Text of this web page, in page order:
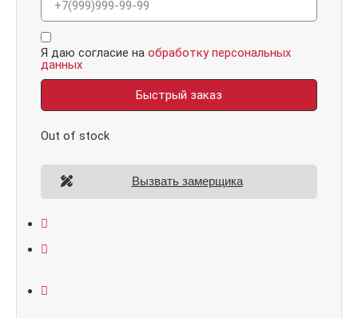
Я даю согласие на обработку персональных
данных
Быстрый заказ
Out of stock
Вызвать замерщика